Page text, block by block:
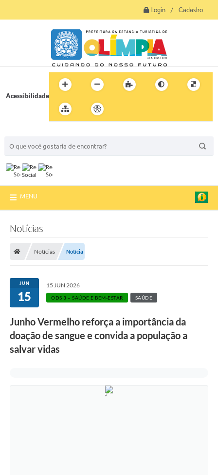
Login / Cadastro
Acessibilidade
MENU
Notícias
Notícias Notícia
JUN
15
15 JUN 2026
ODS 3 – SAÚDE E BEM-ESTAR SAÚDE
Junho Vermelho reforça a importância da
doação de sangue e convida a população a
salvar vidas